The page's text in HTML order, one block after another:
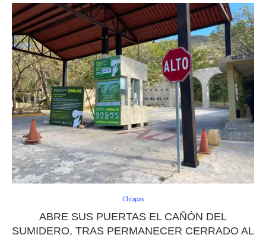
Chiapas
ABRE SUS PUERTAS EL CAÑÓN DEL
SUMIDERO, TRAS PERMANECER CERRADO AL